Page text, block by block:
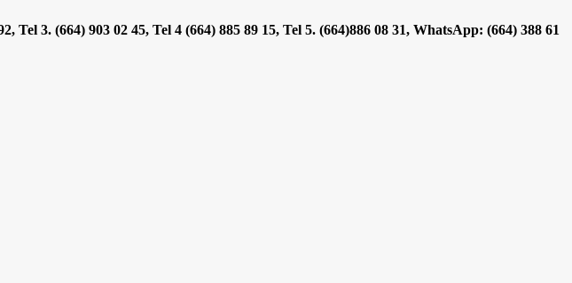
3. (664) 903 02 45, Tel 4 (664) 885 89 15, Tel 5. (664)886 08 31, WhatsApp: (664) 388 61